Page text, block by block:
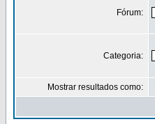
Fórum:
Categoria:
Mostrar resultados como: